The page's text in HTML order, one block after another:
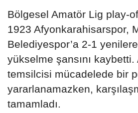
Bölgesel Amatör Lig play-
1923 Afyonkarahisarspor,
Belediyespor’a 2-1
yükselme şansını
temsilcisi mücadelede bir
yararlanamazken,
tamamladı.